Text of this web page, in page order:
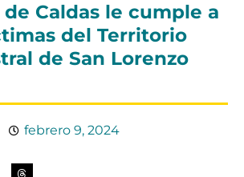
Caldas le cumple a
del Territorio
de San Lorenzo
febrero 9, 2024